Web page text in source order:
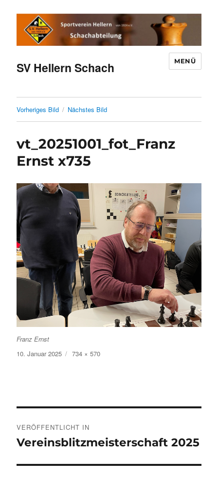
SV Hellern Schach MENÜ
Vorheriges Bild Nächstes Bild
vt_20251001_fot_Franz
Ernst x735
Franz Ernst
Veröffentlicht
am
10. Januar 2025 Volle
Größe
734 × 570
VERÖFFENTLICHT IN
Vereinsblitzmeisterschaft 2025